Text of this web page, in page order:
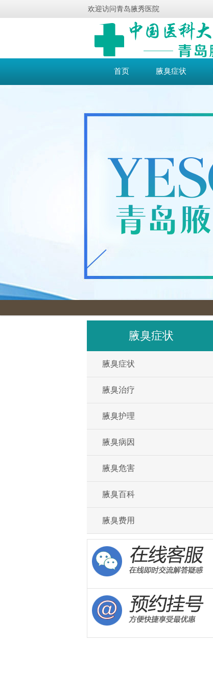
欢迎访问青岛腋秀医院
首页 腋臭症状
腋臭症状
腋臭症状
腋臭治疗
腋臭护理
腋臭病因
腋臭危害
腋臭百科
腋臭费用